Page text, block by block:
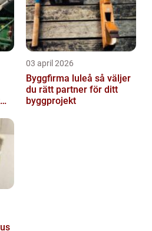
03 april 2026
Byggfirma luleå så väljer
du rätt partner för ditt
byggprojekt